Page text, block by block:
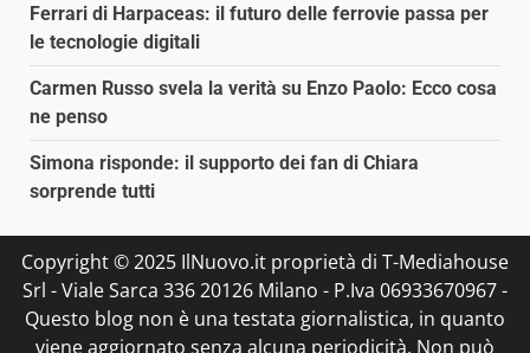
Ferrari di Harpaceas: il futuro delle ferrovie passa per
le tecnologie digitali
Carmen Russo svela la verità su Enzo Paolo: Ecco cosa
ne penso
Simona risponde: il supporto dei fan di Chiara
sorprende tutti
Copyright © 2025 IlNuovo.it proprietà di T-Mediahouse
Srl - Viale Sarca 336 20126 Milano - P.Iva 06933670967 -
Questo blog non è una testata giornalistica, in quanto
viene aggiornato senza alcuna periodicità. Non può